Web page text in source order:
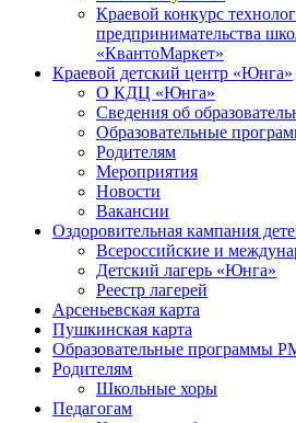
Краевой конкурс
предпринимательства
«КвантоМаркет»
Краевой детский центр «Юнга»
О КДЦ «Юнга»
Сведения об
Образовательные
Родителям
Мероприятия
Новости
Вакансии
Оздоровительная кампания
Всероссийские и
Детский лагерь «Юнга»
Реестр лагерей
Арсеньевская карта
Пушкинская карта
Образовательные программы
Родителям
Школьные хоры
Педагогам